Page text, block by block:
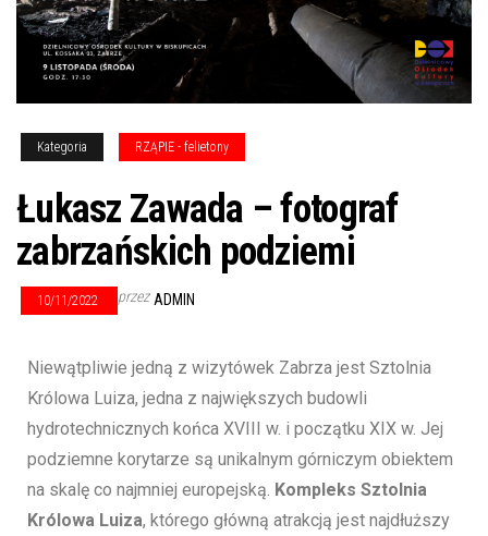
Kategoria RZĄPIE - felietony
Łukasz Zawada – fotograf
zabrzańskich podziemi
10/11/2022 przez ADMIN
Niewątpliwie jedną z wizytówek Zabrza jest Sztolnia
Królowa Luiza, jedna z największych budowli
hydrotechnicznych końca XVIII w. i początku XIX w. Jej
podziemne korytarze są unikalnym górniczym obiektem
na skalę co najmniej europejską. Kompleks Sztolnia
Królowa Luiza, którego główną atrakcją jest najdłuższy